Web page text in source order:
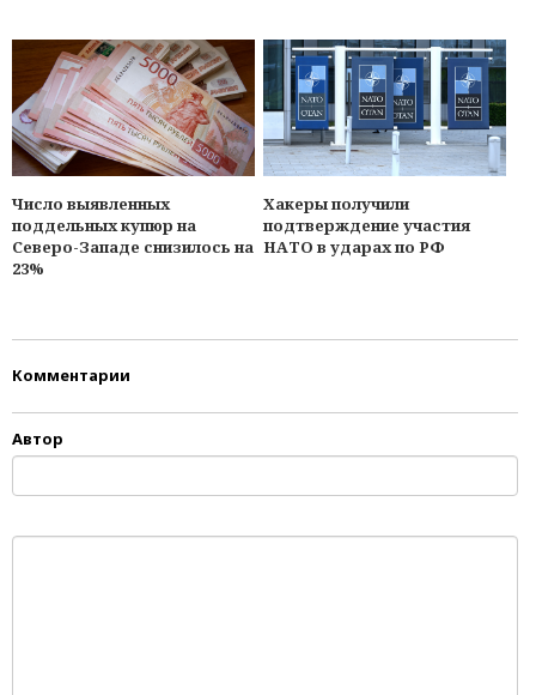
Число выявленных
поддельных купюр на
Северо-Западе снизилось на
23%
Хакеры получили
подтверждение участия
НАТО в ударах по РФ
Комментарии
Автор